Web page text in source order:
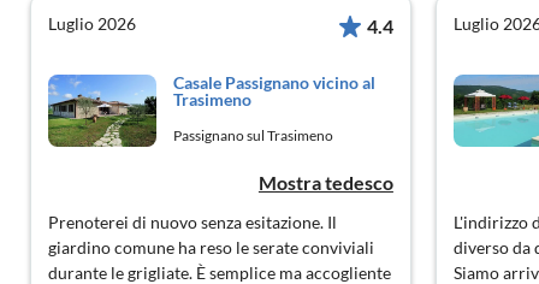
Luglio 2026 4.4
Casale Passignano vicino al
Trasimeno
Passignano sul Trasimeno
Mostra tedesco
Prenoterei di nuovo senza esitazione. Il
giardino comune ha reso le serate conviviali
durante le grigliate. È semplice ma accogliente
Luglio
L'indirizzo
diverso da
Siamo